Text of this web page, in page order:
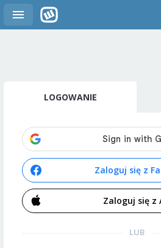
LOGOWANIE
Zaloguj się z
Zaloguj się z
LUB